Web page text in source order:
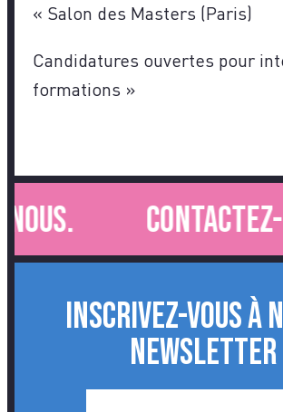
« Salon des Masters (Paris)
Candidatures ouvertes pour
formations »
Contactez-
INSCRIVEZ-VOUS À
NEWSLETTER